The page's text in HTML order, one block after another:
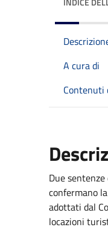
A cura di
Contenuti
Due
confermano
adottati dal
locazioni